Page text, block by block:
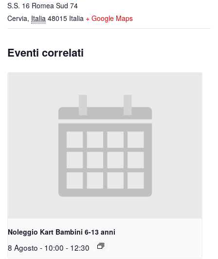
S.S. 16 Romea Sud 74
Cervia, Italia 48015 Italia + Google Maps
Eventi correlati
Noleggio Kart Bambini 6-13 anni
8 Agosto - 10:00 - 12:30